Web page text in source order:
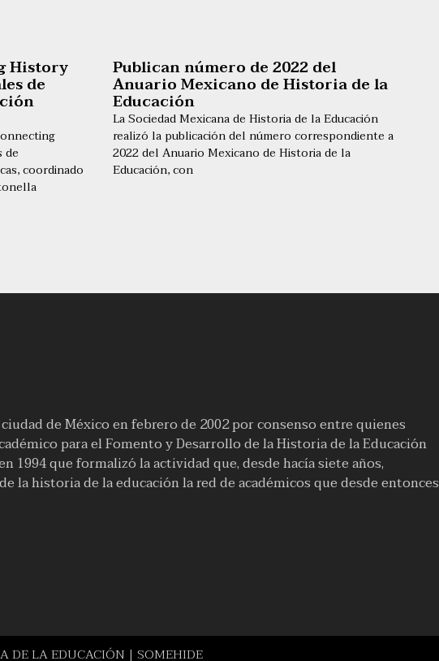
History
de
de
coordinado
Publican número de 2022 del
Anuario Mexicano de Historia de la
Educación
La Sociedad Mexicana de Historia de la Educación
realizó la publicación del número correspondiente a
2022 del Anuario Mexicano de Historia de la
Educación, con
de México en febrero de 2002 por consenso entre quienes
para el Fomento y Desarrollo de la Historia de la Educación
1994 que formalizó la actividad que, desde hacía siete años,
la historia de la educación la red de académicos que desde entonces
DE LA EDUCACIÓN | SOMEHIDE